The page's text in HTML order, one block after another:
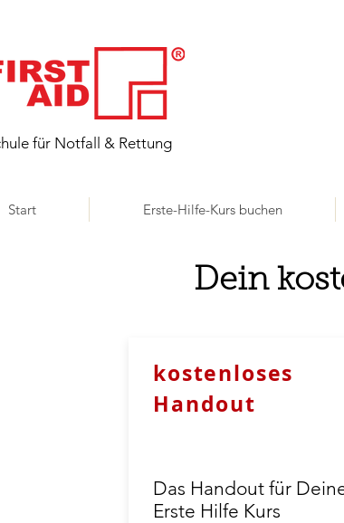
für Notfall & Rettung
Start Erste-Hilfe-Kurs buchen
Dein
kostenloses
Handout
Das Handout für
Erste Hilfe Kurs